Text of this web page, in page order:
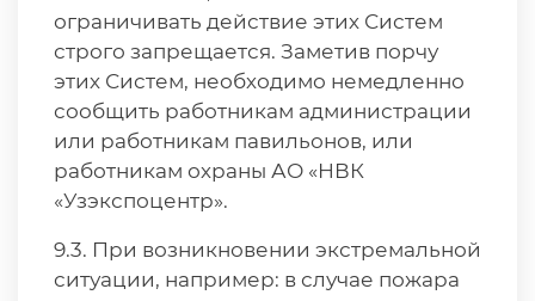
ограничивать действие этих Систем
строго запрещается. Заметив порчу
этих Систем, необходимо немедленно
сообщить работникам администрации
или работникам павильонов, или
работникам охраны АО «НВК
«Узэкспоцентр».
9.3. При возникновении экстремальной
ситуации, например: в случае пожара